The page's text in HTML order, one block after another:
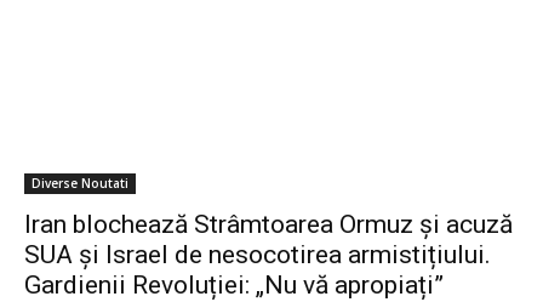
Diverse Noutati
Iran blochează Strâmtoarea Ormuz și acuză
SUA și Israel de nesocotirea armistițiului.
Gardienii Revoluției: „Nu vă apropiați”